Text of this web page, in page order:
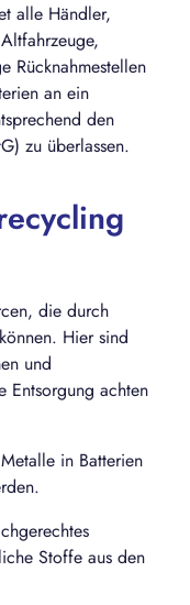
alle Händler,
Rücknahmestellen
an ein
den
zu überlassen.
die durch
Hier sind
und
Entsorgung achten
Metalle in Batterien
Stoffe aus den